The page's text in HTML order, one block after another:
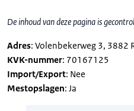
De inhoud van deze pagina is
Adres: Volenbekerweg 3, 3882
KVK-nummer: 70167125
Import/Export: Nee
Mestopslagen: Ja